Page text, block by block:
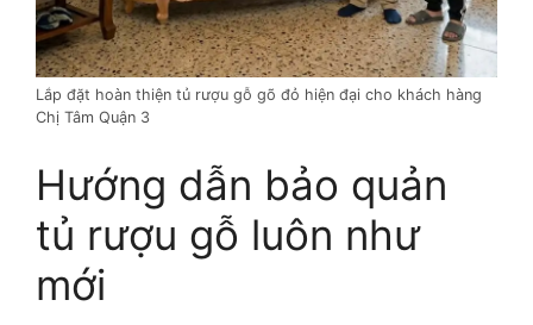
Lắp đặt hoàn thiện tủ rượu gỗ gõ đỏ hiện đại cho khách hàng
Chị Tâm Quận 3
Hướng dẫn bảo quản
tủ rượu gỗ luôn như
mới